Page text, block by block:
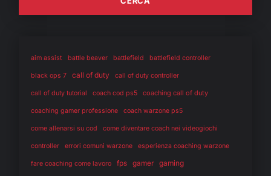
aim assist battle beaver battlefield battlefield controller
black ops 7 call of duty call of duty controller
call of duty tutorial coach cod ps5 coaching call of duty
coaching gamer professione coach warzone ps5
come allenarsi su cod come diventare coach nei videogiochi
controller errori comuni warzone esperienza coaching warzone
fare coaching come lavoro fps gamer gaming